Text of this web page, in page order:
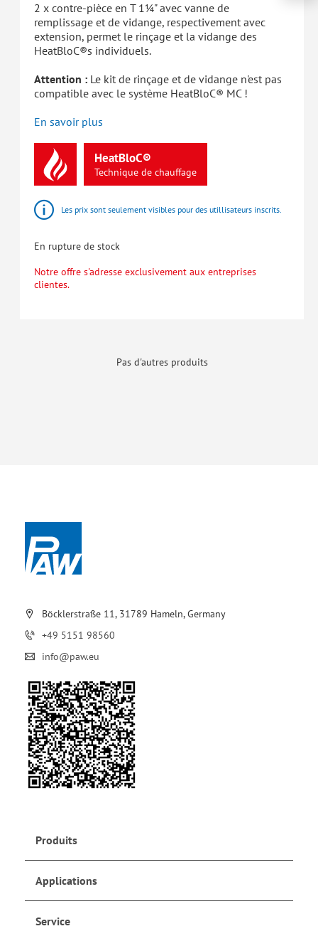
2 x contre-pièce en T 1¼" avec vanne de
remplissage et de vidange, respectivement avec
extension, permet le rinçage et la vidange des
HeatBloC®s individuels.
Attention : Le kit de rinçage et de vidange n'est pas
compatible avec le système HeatBloC® MC !
En savoir plus
HeatBloC®
Technique de chauffage
Les prix sont seulement visibles pour des utillisateurs inscrits.
En rupture de stock
Notre offre s'adresse exclusivement aux entreprises
clientes.
Pas d'autres produits
Böcklerstraße 11, 31789 Hameln, Germany
+49 5151 98560
info@paw.eu
Produits
Applications
Service